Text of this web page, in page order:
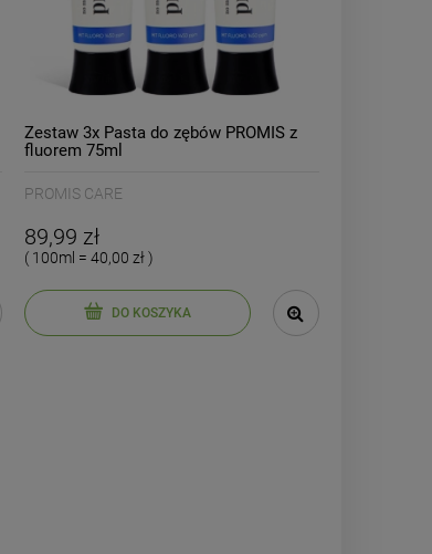
Zestaw 3x Pasta do zębów PROMIS z
fluorem 75ml
PROMIS CARE
89,99 zł
( 100ml = 40,00 zł )
DO KOSZYKA